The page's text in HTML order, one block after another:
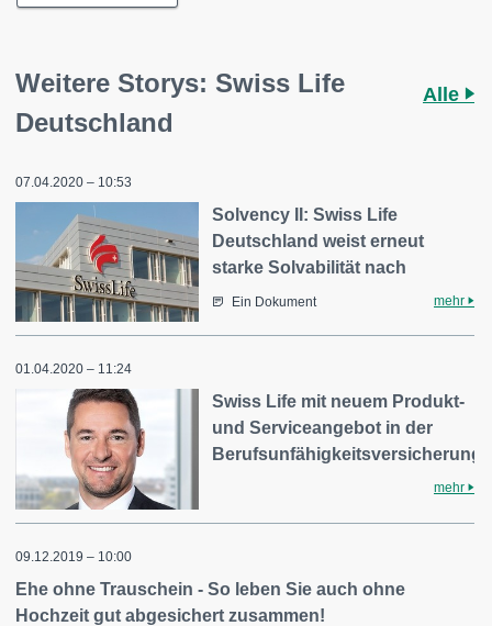
Weitere Storys: Swiss Life
Deutschland
Alle
07.04.2020 – 10:53
Solvency II: Swiss Life
Deutschland weist erneut
starke Solvabilität nach
Ein Dokument mehr
01.04.2020 – 11:24
Swiss Life mit neuem Produkt-
und Serviceangebot in der
Berufsunfähigkeitsversicherung
mehr
09.12.2019 – 10:00
Ehe ohne Trauschein - So leben Sie auch ohne
Hochzeit gut abgesichert zusammen!